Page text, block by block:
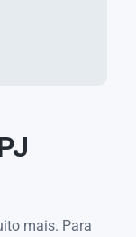
mais. Para